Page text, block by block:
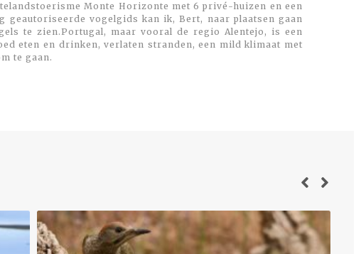
Monte Horizonte met 6 privé-huizen en een
geautoriseerde vogelgids kan ik, Bert, naar plaatsen gaan
te zien.Portugal, maar vooral de regio Alentejo, is een
eten en drinken, verlaten stranden, een mild klimaat met
te gaan.